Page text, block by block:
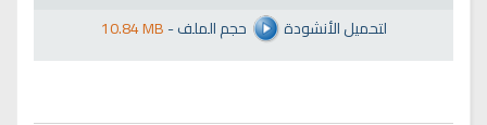
10.84 MB- لتحميل الأنشودة حجم الملف